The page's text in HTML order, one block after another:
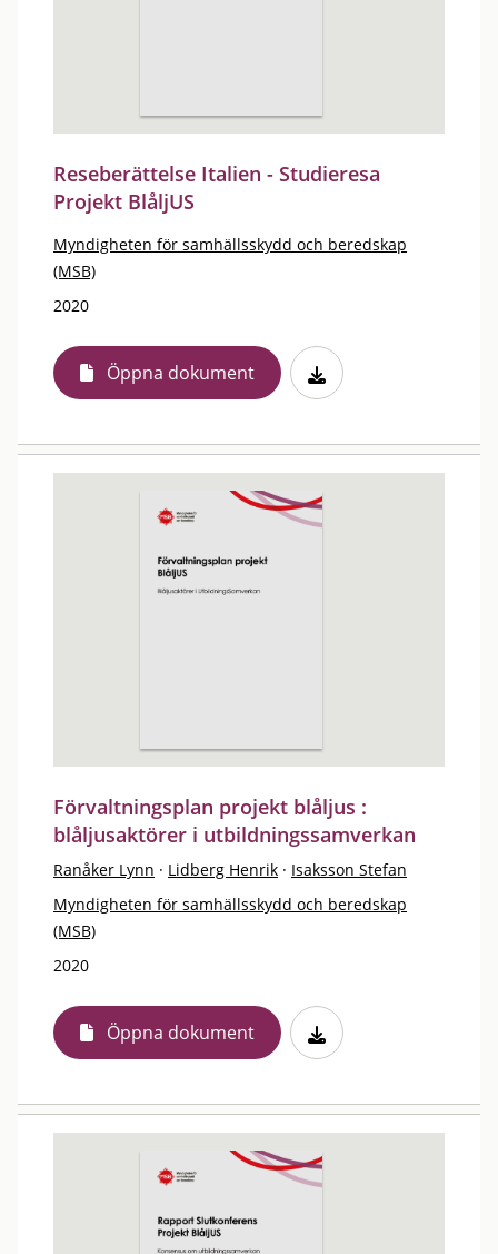
Reseberättelse Italien - Studieresa
Projekt BlåljUS
Myndigheten för samhällsskydd och beredskap
(MSB)
2020
Öppna dokument
Förvaltningsplan projekt blåljus :
blåljusaktörer i utbildningssamverkan
Ranåker Lynn · Lidberg Henrik · Isaksson Stefan
Myndigheten för samhällsskydd och beredskap
(MSB)
2020
Öppna dokument